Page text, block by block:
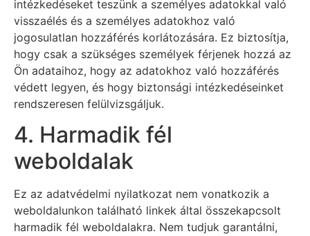
intézkedéseket teszünk a személyes adatokkal való
visszaélés és a személyes adatokhoz való
jogosulatlan hozzáférés korlátozására. Ez biztosítja,
hogy csak a szükséges személyek férjenek hozzá az
Ön adataihoz, hogy az adatokhoz való hozzáférés
védett legyen, és hogy biztonsági intézkedéseinket
rendszeresen felülvizsgáljuk.
4. Harmadik fél
weboldalak
Ez az adatvédelmi nyilatkozat nem vonatkozik a
weboldalunkon található linkek által összekapcsolt
harmadik fél weboldalakra. Nem tudjuk garantálni,